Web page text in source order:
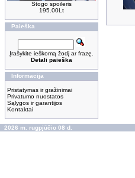
Stogo spoileris
195.00Lt
Paieška
Įrašykite ieškomą žodį ar frazę.
Detali paieška
Informacija
Pristatymas ir gražinimai
Privatumo nuostatos
Sąlygos ir garantijos
Kontaktai
2026 m. rugpjūčio 08 d.